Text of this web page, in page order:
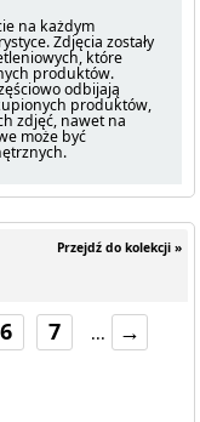
na każdym
Zdjęcia zostały
które
produktów.
odbijają
produktów,
zdjęć, nawet na
może być
Przejdź do kolekcji »
6 7 ...
→